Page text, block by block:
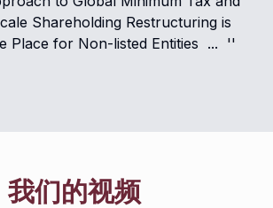
Place for Non-listed Entities ... ''
我们的视频